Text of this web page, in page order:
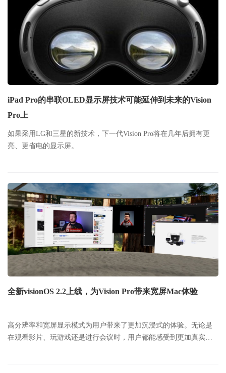
iPad Pro的串联OLED显示屏技术可能延伸到未来的Vision
Pro上
如果采用LG和三星的新技术，下一代Vision Pro将在几年后拥有更
亮、更省电的显示屏。
全新visionOS 2.2上线，为Vision Pro带来宽屏Mac体验
高分辨率和宽屏显示模式为用户带来了更加沉浸式的体验。无论是
在观看影片、玩游戏还是进行会议时，用户都能感受到更加真实和